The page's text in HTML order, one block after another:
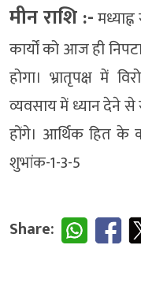
मीन राशि :-
कार्यों को आज ही
होगा। भ्रातृपक्ष में
व्यवसाय में ध्यान देने
होंगे। आर्थिक हित के
शुभांक-1-3-5
Share: